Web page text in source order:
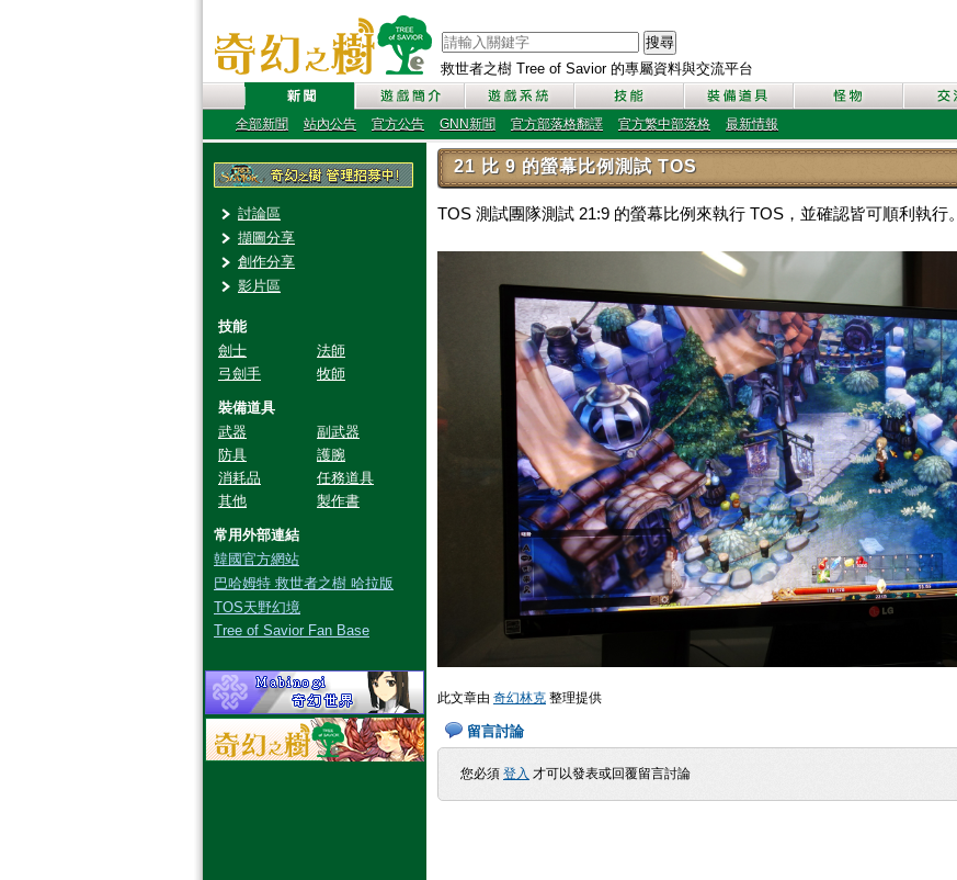
救世者之樹 Tree of Savior 的專屬資料與交流平台
搜尋
全部新聞 站內公告 官方公告 GNN新聞 官方部落格翻譯 官方繁中部落格 最新情報
討論區
擷圖分享
創作分享
影片區
技能
劍士
法師
弓劍手
牧師
裝備道具
武器
副武器
防具
護腕
消耗品
任務道具
其他
製作書
常用外部連結
韓國官方網站
巴哈姆特 救世者之樹 哈拉版
TOS天野幻境
Tree of Savior Fan Base
21 比 9 的螢幕比例測試 TOS
TOS 測試團隊測試 21:9 的螢幕比例來執行 TOS，並確認皆可順利執行。
此文章由 奇幻林克 整理提供
留言討論
您必須 登入 才可以發表或回覆留言討論